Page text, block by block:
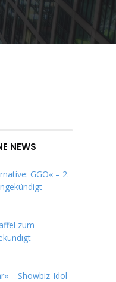
NEWS
GGO« – 2.
zum
– Showbiz-Idol-